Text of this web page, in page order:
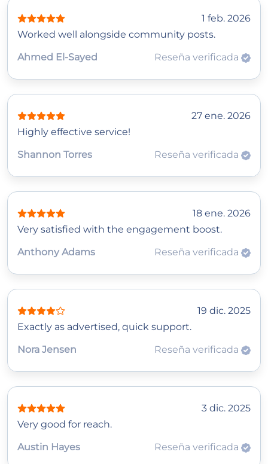
1 feb. 2026
Worked well alongside community posts.
Ahmed El‑Sayed
Reseña verificada
27 ene. 2026
Highly effective service!
Shannon Torres
Reseña verificada
18 ene. 2026
Very satisfied with the engagement boost.
Anthony Adams
Reseña verificada
19 dic. 2025
Exactly as advertised, quick support.
Nora Jensen
Reseña verificada
3 dic. 2025
Very good for reach.
Austin Hayes
Reseña verificada